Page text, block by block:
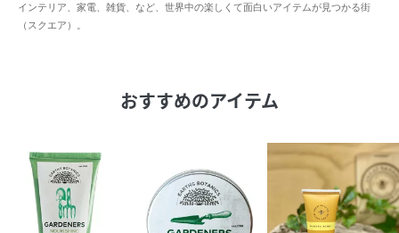
インテリア、家電、雑貨、など、世界中の楽しくて面白いアイテムが見つかる街
（スクエア）。
おすすめのアイテム